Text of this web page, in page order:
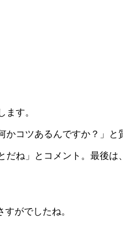
す。
コツあるんですか？」と
ね」とコメント。最後
がでしたね。